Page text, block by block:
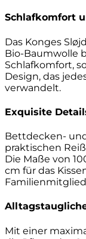
Schlafkomfort
Das Konges
Bio-Baumwolle
Schlafkomfort,
Design, das
verwandelt.
Exquisite
Bettdecken-
praktischen
Die Maße von
cm für das
Mit einer